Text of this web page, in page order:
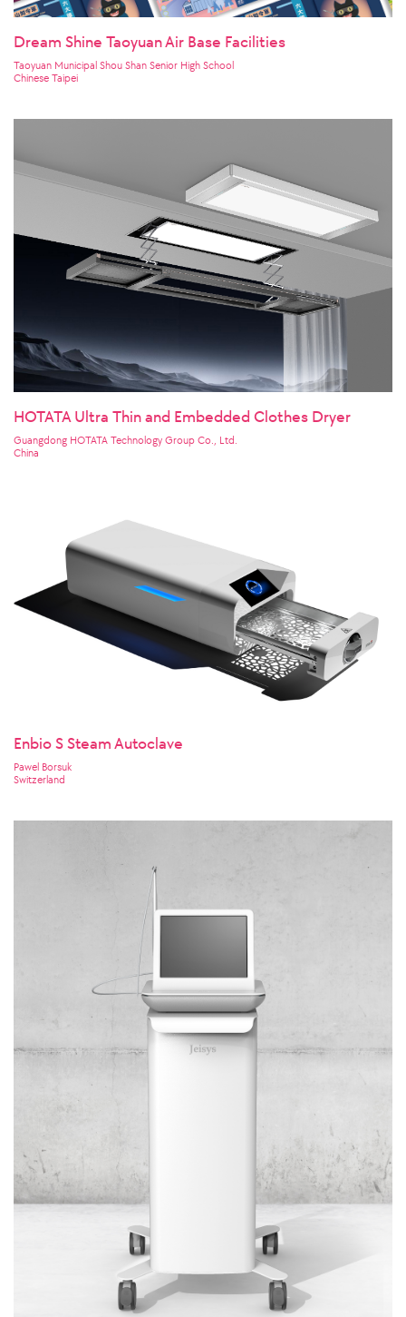
Dream Shine Taoyuan Air Base Facilities
Taoyuan Municipal Shou Shan Senior High School
Chinese Taipei
HOTATA Ultra Thin and Embedded Clothes Dryer
Guangdong HOTATA Technology Group Co., Ltd.
China
Enbio S Steam Autoclave
Pawel Borsuk
Switzerland